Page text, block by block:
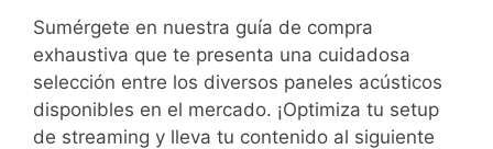
Sumérgete en nuestra guía de compra
exhaustiva que te presenta una cuidadosa
selección entre los diversos paneles acústicos
disponibles en el mercado. ¡Optimiza tu setup
de streaming y lleva tu contenido al siguiente